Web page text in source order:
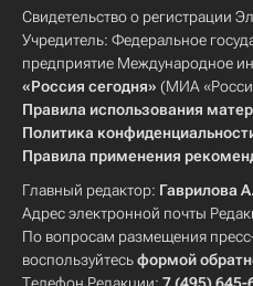
Свидетельство о регистрации
Учредитель: Федеральное
предприятие Международное
«Россия сегодня» (МИА
Правила использования
Политика
Правила применения
Главный редактор: Гаврилова
Адрес электронной почты
По вопросам размещения
воспользуйтесьформой